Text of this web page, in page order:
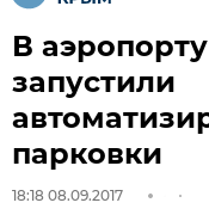
В
запустили
парковки
18:18 08.09.2017